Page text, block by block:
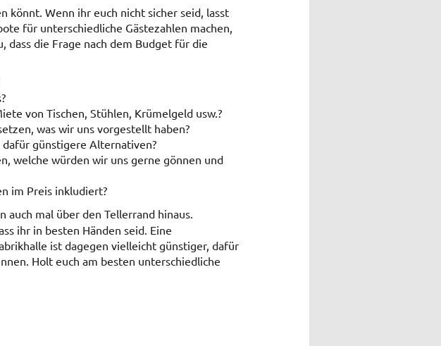
könnt. Wenn ihr euch nicht sicher seid, lasst
für unterschiedliche Gästezahlen machen,
die Frage nach dem Budget für die
von Tischen, Stühlen, Krümelgeld usw.?
was wir uns vorgestellt haben?
günstigere Alternativen?
welche würden wir uns gerne gönnen und
im Preis inkludiert?
mal über den Tellerrand hinaus.
ihr in besten Händen seid. Eine
ist dagegen vielleicht günstiger, dafür
Holt euch am besten unterschiedliche